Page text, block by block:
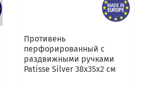
Противень
перфорированный с
раздвижными ручками
Patisse Silver 38х35х2 см